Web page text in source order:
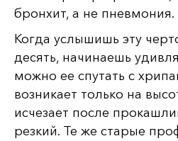
бронхит, а не пневмония.
Когда услышишь эту
десять, начинаешь
можно ее спутать с
возникает только на
исчезает после
резкий. Те же старые